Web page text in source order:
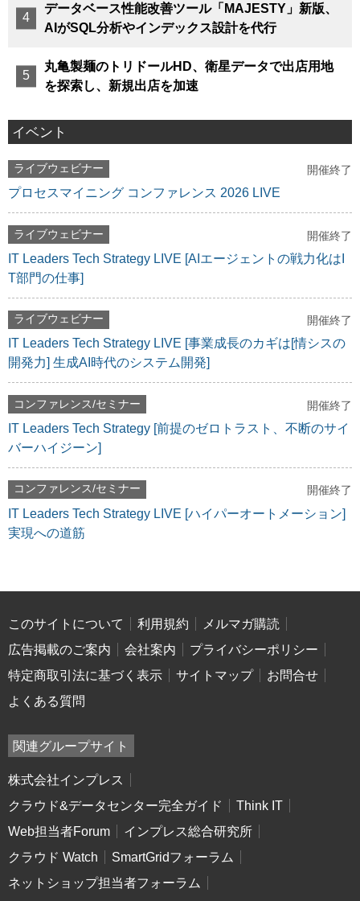
データベース性能改善ツール「MAJESTY」新版、
AIがSQL分析やインデックス設計を代行
丸亀製麺のトリドールHD、衛星データで出店用地
を探索し、新規出店を加速
イベント
ライブウェビナー 開催終了
プロセスマイニング コンファレンス 2026 LIVE
ライブウェビナー 開催終了
IT Leaders Tech Strategy LIVE [AIエージェントの戦力化はI
T部門の仕事]
ライブウェビナー 開催終了
IT Leaders Tech Strategy LIVE [事業成長のカギは[情シスの
開発力] 生成AI時代のシステム開発]
コンファレンス/セミナー 開催終了
IT Leaders Tech Strategy [前提のゼロトラスト、不断のサイ
バーハイジーン]
コンファレンス/セミナー 開催終了
IT Leaders Tech Strategy LIVE [ハイパーオートメーション]
実現への道筋
このサイトについて 利用規約
メルマガ購読
広告掲載のご案内
会社案内
プライバシーポリシー
特定商取引法に基づく表示
サイトマップ
お問合せ
よくある質問
関連グループサイト
株式会社インプレス
クラウド&データセンター完全ガイド
Think IT
Web担当者Forum
インプレス総合研究所
クラウド Watch
SmartGridフォーラム
ネットショップ担当者フォーラム